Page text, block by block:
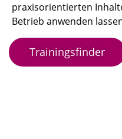
praxisorientierten
Betrieb anwenden
Trainingsfinder